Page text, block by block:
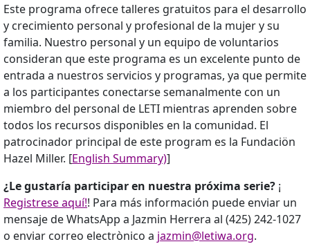
Este programa ofrece talleres gratuitos para el desarrollo
y crecimiento personal y profesional de la mujer y su
familia. Nuestro personal y un equipo de voluntarios
consideran que este programa es un excelente punto de
entrada a nuestros servicios y programas, ya que permite
a los participantes conectarse semanalmente con un
miembro del personal de LETI mientras aprenden sobre
todos los recursos disponibles en la comunidad. El
patrocinador principal de este program es la Fundaciön
Hazel Miller. [English Summary)]
¿Le gustaría participar en nuestra próxima serie? ¡
Registrese aquí!! Para más información puede enviar un
mensaje de WhatsApp a Jazmin Herrera al (425) 242-1027
o enviar correo electrònico a jazmin@letiwa.org.